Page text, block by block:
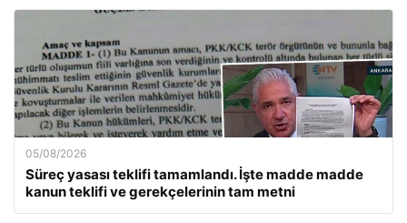
05/08/2026
Süreç yasası teklifi tamamlandı. İşte madde madde
kanun teklifi ve gerekçelerinin tam metni